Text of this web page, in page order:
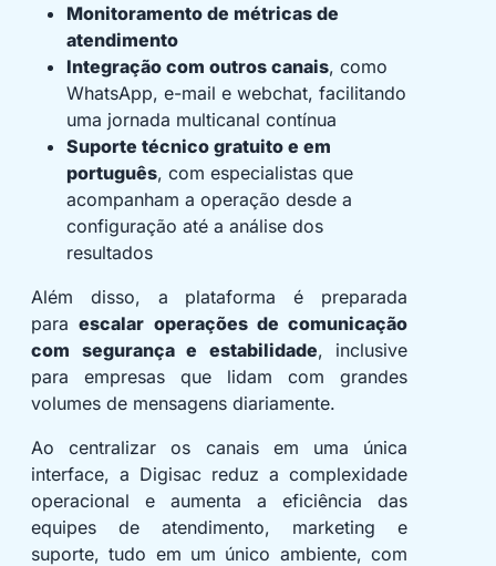
Monitoramento de métricas de
atendimento
Integração com outros canais, como
WhatsApp, e-mail e webchat, facilitando
uma jornada multicanal contínua
Suporte técnico gratuito e em
português, com especialistas que
acompanham a operação desde a
configuração até a análise dos
resultados
Além disso, a plataforma é preparada
paraescalar operações de comunicação
com segurança e estabilidade, inclusive
para empresas que lidam com grandes
volumes de mensagens diariamente.
Ao centralizar os canais em uma única
interface, a Digisac reduz a complexidade
operacional e aumenta a eficiência das
equipes de atendimento, marketing e
suporte, tudo em um único ambiente, com